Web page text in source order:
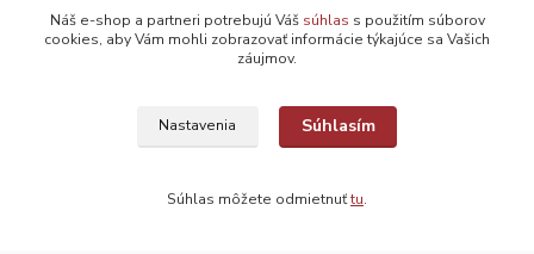
Kontakty
Náš e-shop a partneri potrebujú Váš súhlas s použitím súborov
cookies, aby Vám mohli zobrazovať informácie týkajúce sa Vašich
záujmov.
Nastavenia Súhlasím
Súhlas môžete odmietnuťtu.